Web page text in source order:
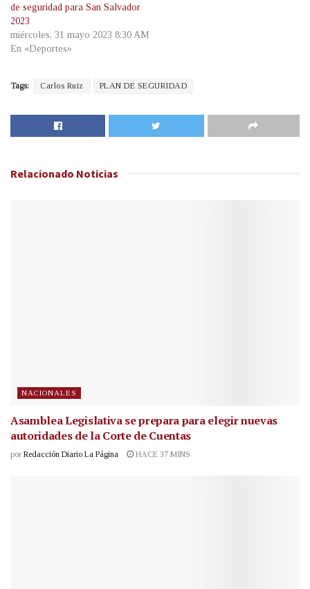
de seguridad para San Salvador
2023
miércoles, 31 mayo 2023 8:30 AM
En «Deportes»
Tags: Carlos Ruiz PLAN DE SEGURIDAD
Relacionado Noticias
NACIONALES
Asamblea Legislativa se prepara para elegir nuevas
autoridades de la Corte de Cuentas
por Redacción Diario La Página HACE 37 MINS